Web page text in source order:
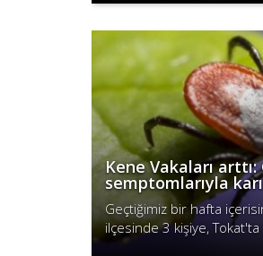
Kene Vakaları arttı:
semptomlarıyla
Geçtiğimiz bir hafta
ilçesinde 3 kişiye,
ise 7 kişiye KKKA